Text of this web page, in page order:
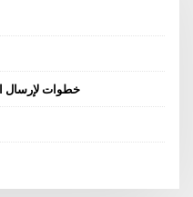
خطوات لإرسال